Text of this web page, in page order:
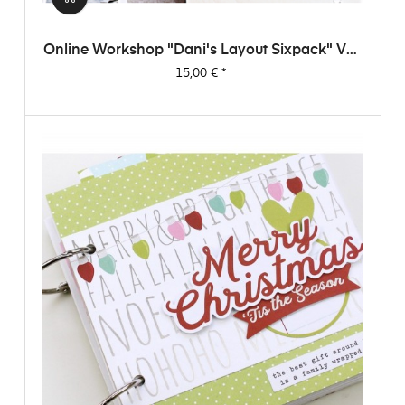
Online Workshop "Dani's Layout Sixpack" Vol.
1
Preis
15,00 €*